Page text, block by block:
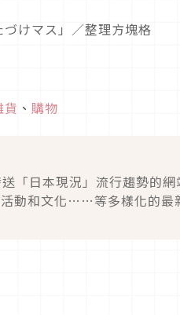
けマス」／整理方塊格
貨 、 購物
「日本現況」流行趨勢的網
動和文化……等多樣化的最